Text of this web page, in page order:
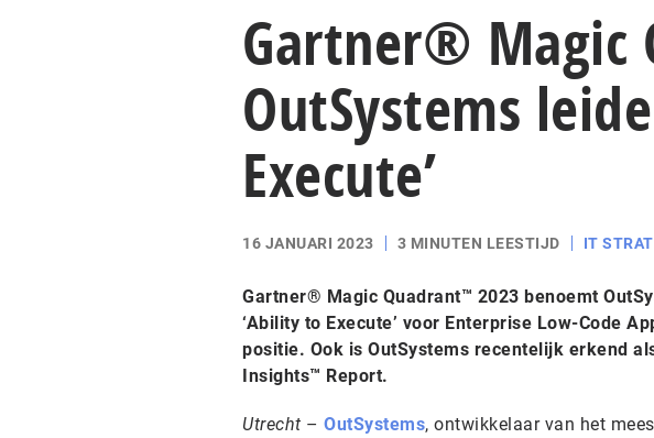
Gartner® Magic
OutSystems
Execute’
16 JANUARI 2023 3 MINUTEN LEESTIJD IT
Gartner® Magic Quadrant™ 2023 benoemt
‘Ability to Execute’ voor Enterprise Low-Code
positie. Ook is OutSystems recentelijk erkend
Insights™ Report.
Utrecht – OutSystems, ontwikkelaar van het